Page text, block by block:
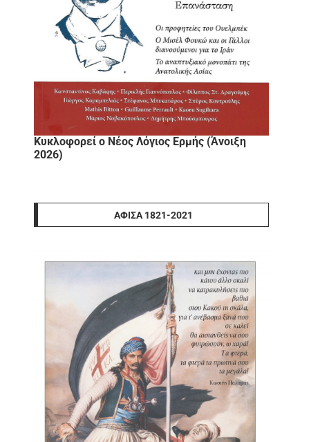
Κυκλοφορεί ο Νέος Λόγιος Ερμής (Άνοιξη
2026)
ΑΦΊΣΑ 1821-2021